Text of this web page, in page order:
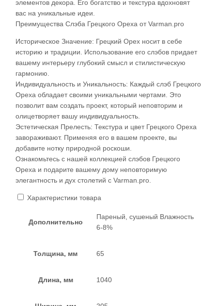
элементов декора. Его богатство и текстура вдохновят
вас на уникальные идеи.
Преимущества Слэба Грецкого Ореха от Varman.pro
Историческое Значение: Грецкий Орех носит в себе
историю и традиции. Использование его слэбов придает
вашему интерьеру глубокий смысл и стилистическую
гармонию.
Индивидуальность и Уникальность: Каждый слэб Грецкого
Ореха обладает своими уникальными чертами. Это
позволит вам создать проект, который неповторим и
олицетворяет вашу индивидуальность.
Эстетическая Прелесть: Текстура и цвет Грецкого Ореха
завораживают. Применяя его в вашем проекте, вы
добавите нотку природной роскоши.
Ознакомьтесь с нашей коллекцией слэбов Грецкого
Ореха и подарите вашему дому неповторимую
элегантность и дух столетий с Varman.pro.
Характеристики товара
Дополнительно
Пареный, сушеный Влажность
6-8%
Толщина, мм 65
Длина, мм 1040